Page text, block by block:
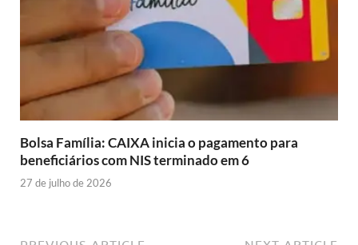
Bolsa Família: CAIXA inicia o pagamento para
beneficiários com NIS terminado em 6
27 de julho de 2026